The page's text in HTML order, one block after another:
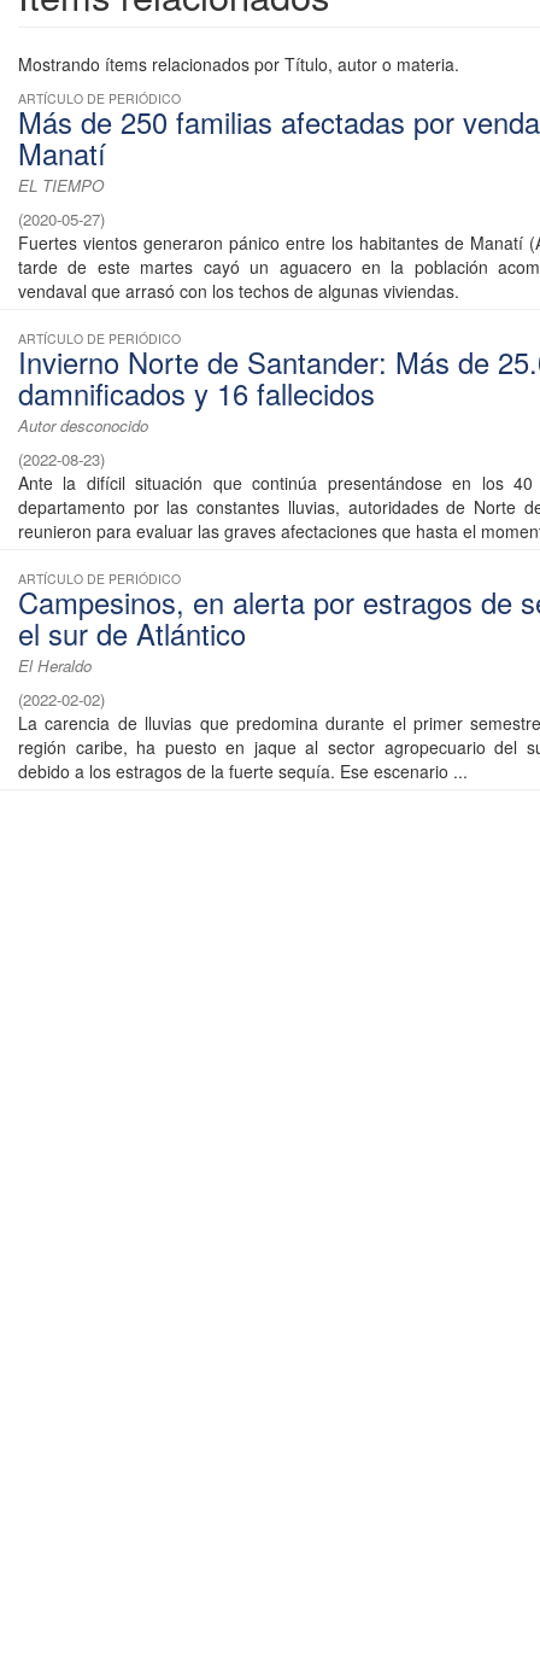
Mostrando ítems relacionados por Título, autor o materia.
ARTÍCULO DE PERIÓDICO
Más de 250 familias afectadas por
Manatí
EL TIEMPO
(2020-05-27)
Fuertes vientos generaron pánico entre los habitantes de Manatí
tarde de este martes cayó un aguacero en la población
vendaval que arrasó con los techos de algunas viviendas.
ARTÍCULO DE PERIÓDICO
Invierno Norte de Santander: Más de
damnificados y 16 fallecidos
Autor desconocido
(2022-08-23)
Ante la difícil situación que continúa presentándose en los 40
departamento por las constantes lluvias, autoridades de Norte
reunieron para evaluar las graves afectaciones que hasta el
ARTÍCULO DE PERIÓDICO
Campesinos, en alerta por estragos de
el sur de Atlántico
El Heraldo
(2022-02-02)
La carencia de lluvias que predomina durante el primer
región caribe, ha puesto en jaque al sector agropecuario del
debido a los estragos de la fuerte sequía. Ese escenario ...